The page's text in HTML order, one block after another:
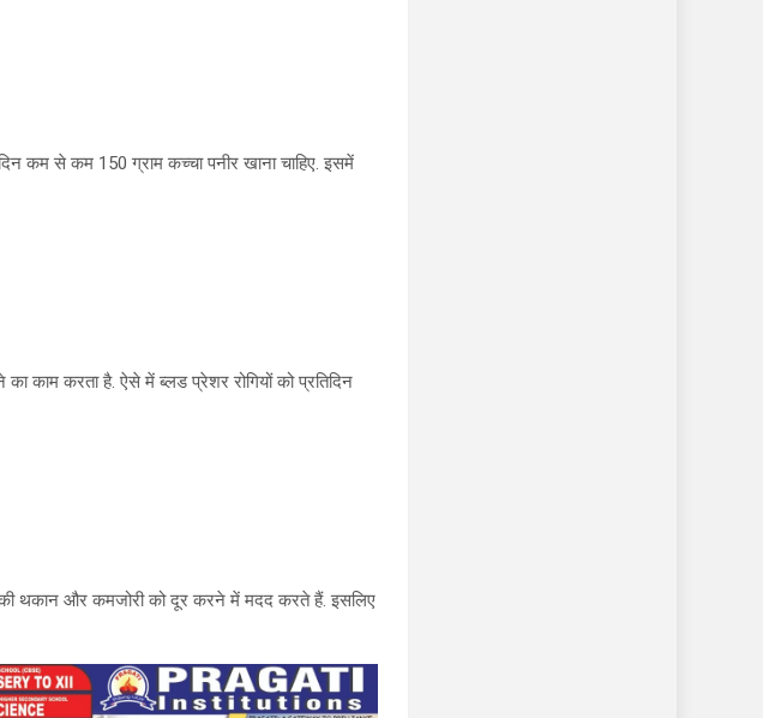
कम से कम 150 ग्राम कच्चा पनीर खाना चाहिए. इसमें
काम करता है. ऐसे में ब्लड प्रेशर रोगियों को प्रतिदिन
की थकान और कमजोरी को दूर करने में मदद करते हैं. इसलिए